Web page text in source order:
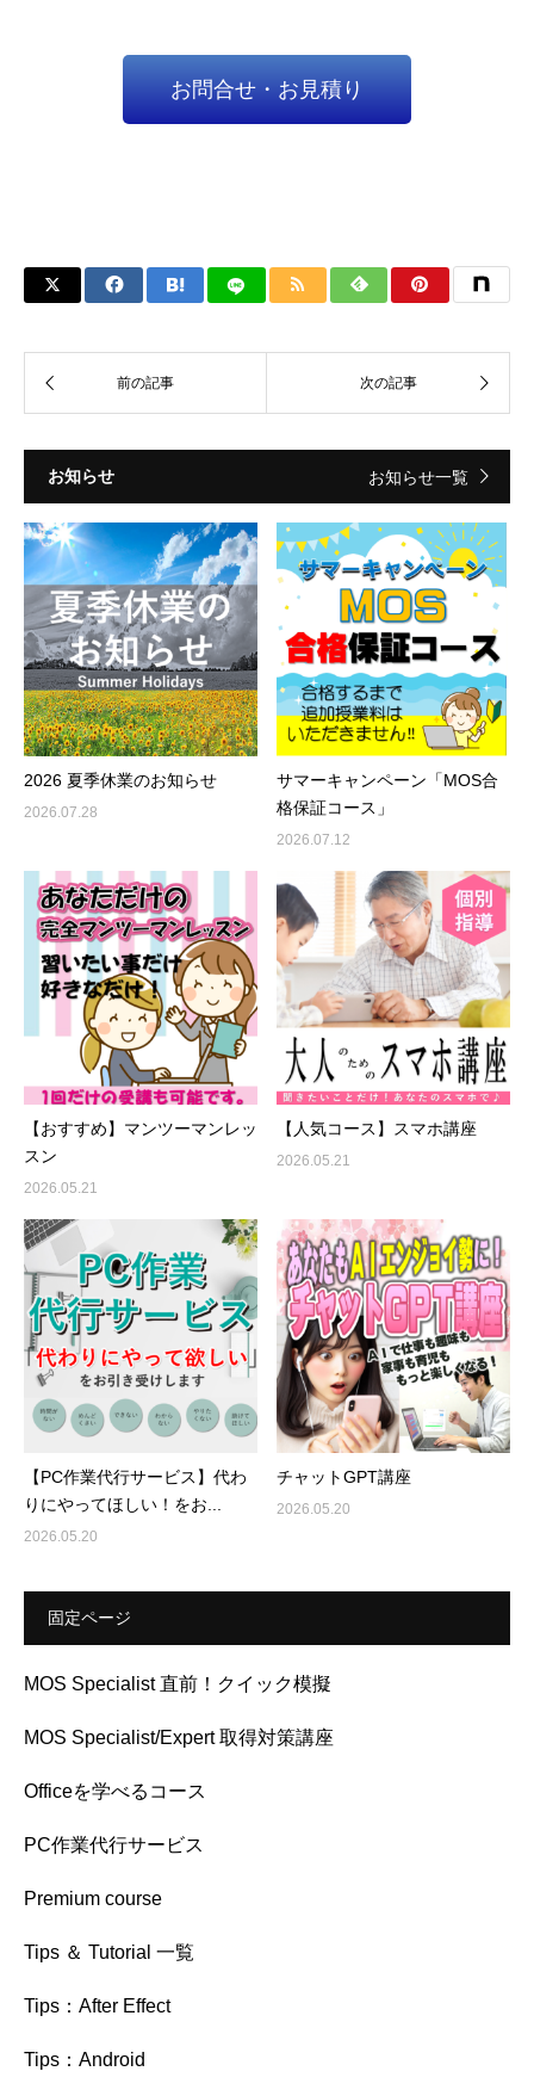
お問合せ・お見積り
お知らせ お知らせ一覧
2026 夏季休業のお知らせ
2026.07.28
サマーキャンペーン「MOS合
格保証コース」
2026.07.12
【おすすめ】マンツーマンレッ
スン
2026.05.21
【人気コース】スマホ講座
2026.05.21
【PC作業代行サービス】代わ
りにやってほしい！をお...
2026.05.20
チャットGPT講座
2026.05.20
固定ページ
MOS Specialist 直前！クイック模擬
MOS Specialist/Expert 取得対策講座
Officeを学べるコース
PC作業代行サービス
Premium course
Tips ＆ Tutorial 一覧
Tips：After Effect
Tips：Android